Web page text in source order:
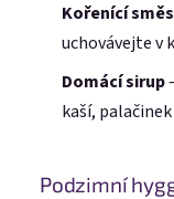
Kořenící směs
uchovávejte v
Domácí sirup
kaší,
Podzimní